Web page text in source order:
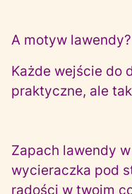
A motyw
Każde wejście do
praktyczne, ale
Zapach lawendy
wycieraczka pod
radości w twoim